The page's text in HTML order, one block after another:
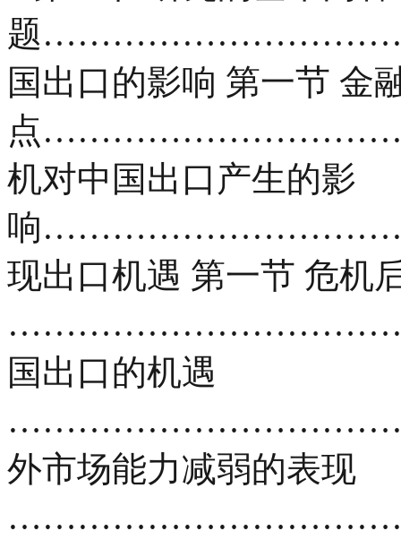
题………………………………
国出口的影响 第一节 金
点
机对中国出口产生的影
响
现出口机遇 第一节 危机
国出口的机遇
外市场能力减弱的表现